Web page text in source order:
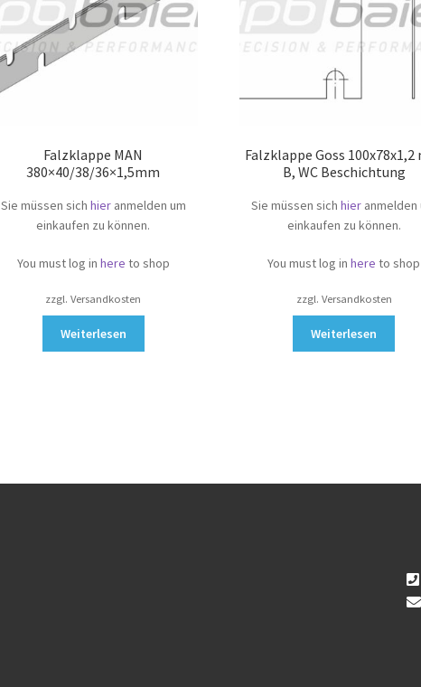
Falzklappe MAN
380×40/38/36×1,5mm
Sie müssen sich hieranmelden um
einkaufen zu können.
You must log in here to shop
zzgl. Versandkosten
Weiterlesen
Falzklappe Goss 100x78x1,2
B, WC Beschichtung
Sie müssen sichhier anmelden
einkaufen zu können.
You must log inhereto shop
zzgl. Versandkosten
Weiterlesen